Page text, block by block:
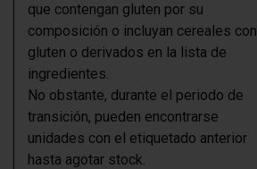
que contengan gluten por su
composición o incluyan cereales con
gluten o derivados en la lista de
ingredientes.
No obstante, durante el periodo de
transición, pueden encontrarse
unidades con el etiquetado anterior
hasta agotar stock.